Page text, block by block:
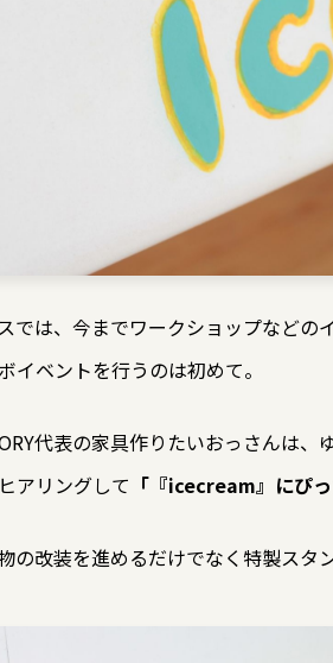
では、今までワークショップなど
イベントを行うのは初めて。
代表の家具作りたいおっさんは
アリングして 「『icecream』にぴ
の改装を進めるだけでなく特製スタ